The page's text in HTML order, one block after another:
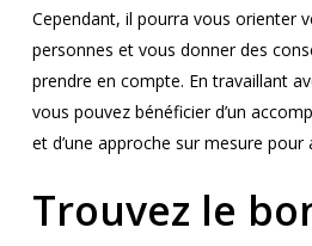
Cependant, il pourra vous orienter
personnes et vous donner des
prendre en compte. En travaillant
vous pouvez bénéficier d’un
et d’une approche sur mesure
Trouvez le